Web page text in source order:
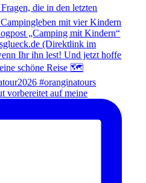
vorbereitet auf meine